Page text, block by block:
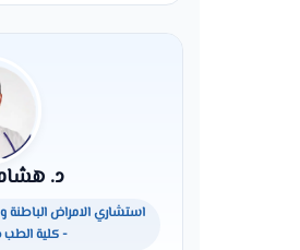
د.
استشاري الامراض الباطنة
- كلية الطب